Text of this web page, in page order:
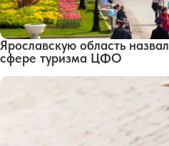
Ярославскую область
сфере туризма ЦФО